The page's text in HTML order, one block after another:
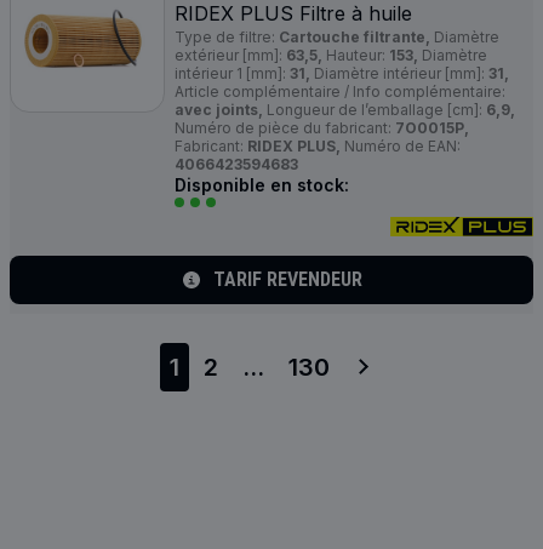
RIDEX PLUS Filtre à huile
Type de filtre: Cartouche filtrante, Diamètre
extérieur [mm]: 63,5, Hauteur: 153, Diamètre
intérieur 1 [mm]: 31, Diamètre intérieur [mm]: 31,
Article complémentaire / Info complémentaire:
avec joints, Longueur de l’emballage [cm]: 6,9,
Numéro de pièce du fabricant: 7O0015P,
Fabricant: RIDEX PLUS, Numéro de EAN:
4066423594683
Disponible en stock:
TARIF REVENDEUR
1 2 ... 130